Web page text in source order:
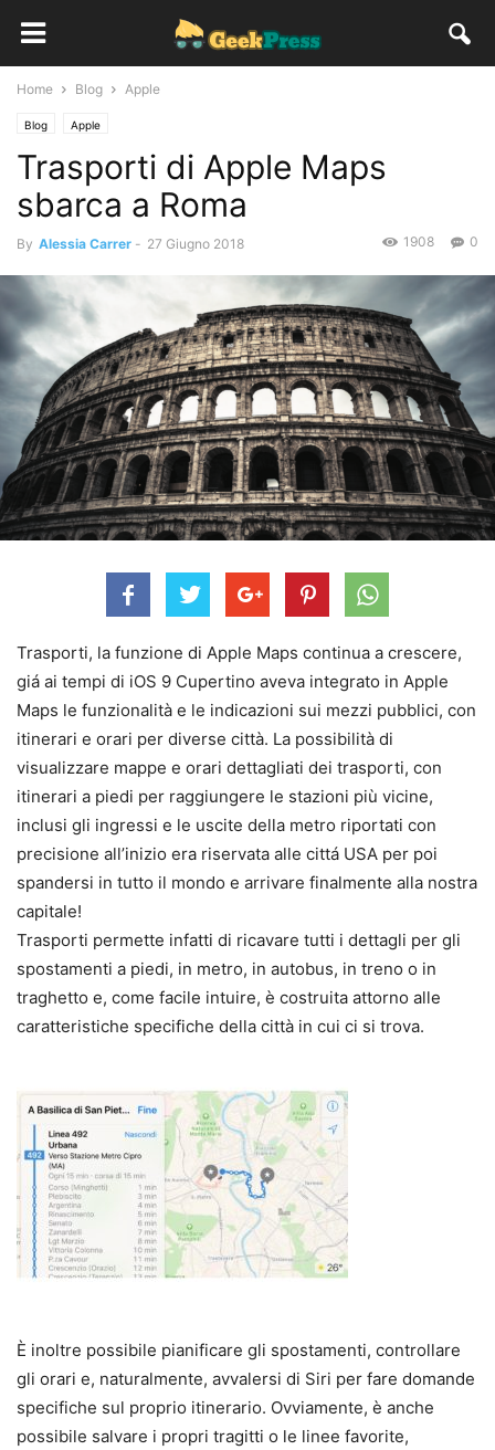
Home Blog Apple
Blog Apple
Trasporti di Apple Maps
sbarca a Roma
By Alessia Carrer - 27 Giugno 2018 0
1908
Trasporti, la funzione di Apple Maps continua a crescere,
giá ai tempi di iOS 9 Cupertino aveva integrato in Apple
Maps le funzionalità e le indicazioni sui mezzi pubblici, con
itinerari e orari per diverse città. La possibilità di
visualizzare mappe e orari dettagliati dei trasporti, con
itinerari a piedi per raggiungere le stazioni più vicine,
inclusi gli ingressi e le uscite della metro riportati con
precisione all’inizio era riservata alle cittá USA per poi
spandersi in tutto il mondo e arrivare finalmente alla nostra
capitale!
Trasporti permette infatti di ricavare tutti i dettagli per gli
spostamenti a piedi, in metro, in autobus, in treno o in
traghetto e, come facile intuire, è costruita attorno alle
caratteristiche specifiche della città in cui ci si trova.
È inoltre possibile pianificare gli spostamenti, controllare
gli orari e, naturalmente, avvalersi di Siri per fare domande
specifiche sul proprio itinerario. Ovviamente, è anche
possibile salvare i propri tragitti o le linee favorite,